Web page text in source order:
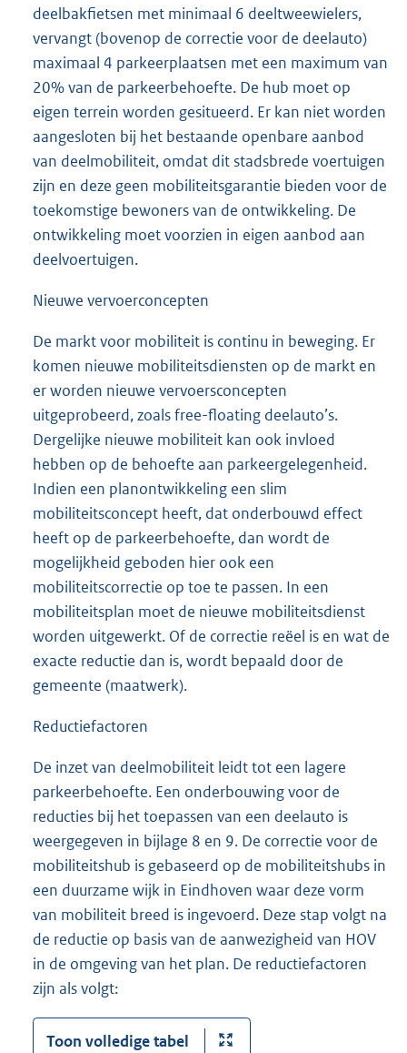
deelbakfietsen met minimaal 6 deeltweewielers,
vervangt (bovenop de correctie voor de deelauto)
maximaal 4 parkeerplaatsen met een maximum van
20% van de parkeerbehoefte. De hub moet op
eigen terrein worden gesitueerd. Er kan niet worden
aangesloten bij het bestaande openbare aanbod
van deelmobiliteit, omdat dit stadsbrede voertuigen
zijn en deze geen mobiliteitsgarantie bieden voor de
toekomstige bewoners van de ontwikkeling. De
ontwikkeling moet voorzien in eigen aanbod aan
deelvoertuigen.
Nieuwe vervoerconcepten
De markt voor mobiliteit is continu in beweging. Er
komen nieuwe mobiliteitsdiensten op de markt en
er worden nieuwe vervoersconcepten
uitgeprobeerd, zoals free-floating deelauto’s.
Dergelijke nieuwe mobiliteit kan ook invloed
hebben op de behoefte aan parkeergelegenheid.
Indien een planontwikkeling een slim
mobiliteitsconcept heeft, dat onderbouwd effect
heeft op de parkeerbehoefte, dan wordt de
mogelijkheid geboden hier ook een
mobiliteitscorrectie op toe te passen. In een
mobiliteitsplan moet de nieuwe mobiliteitsdienst
worden uitgewerkt. Of de correctie reëel is en wat de
exacte reductie dan is, wordt bepaald door de
gemeente (maatwerk).
Reductiefactoren
De inzet van deelmobiliteit leidt tot een lagere
parkeerbehoefte. Een onderbouwing voor de
reducties bij het toepassen van een deelauto is
weergegeven in bijlage 8 en 9. De correctie voor de
mobiliteitshub is gebaseerd op de mobiliteitshubs in
een duurzame wijk in Eindhoven waar deze vorm
van mobiliteit breed is ingevoerd. Deze stap volgt na
de reductie op basis van de aanwezigheid van HOV
in de omgeving van het plan. De reductiefactoren
zijn als volgt:
Toon volledige tabel